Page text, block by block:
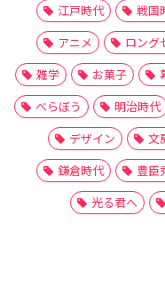
江戸時代 戦国
アニメ
ロング
雑学
お菓子
べらぼう
明治時代
デザイン
文
鎌倉時代
豊臣
光る君へ